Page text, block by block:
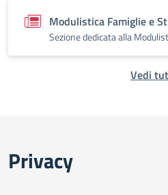
Modulistica Famiglie e
Sezione dedicata alla
Vedi
Privacy